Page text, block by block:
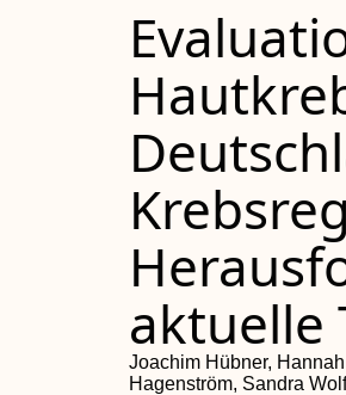
aktuelle
Joachim Hübner,
Hagenström, Sandra